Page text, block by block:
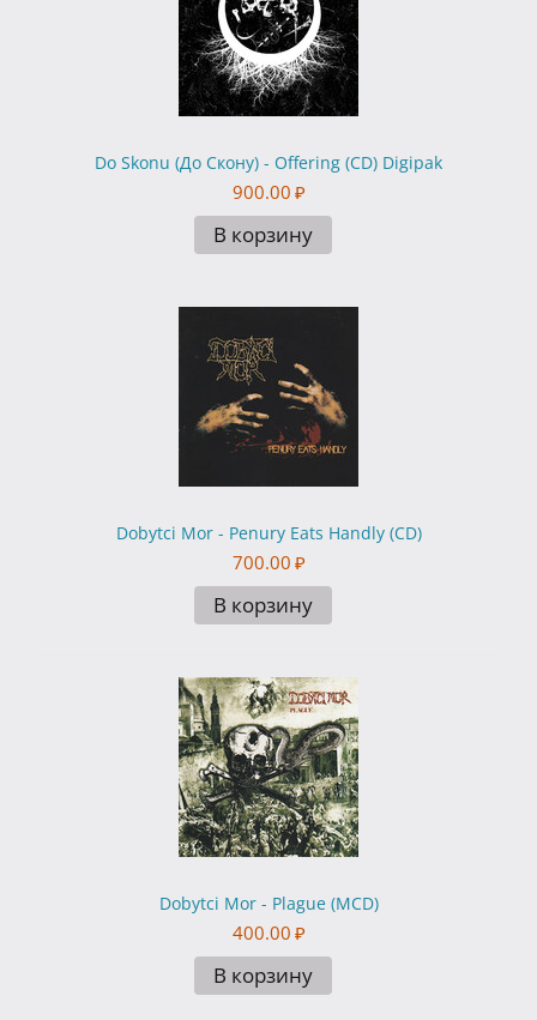
Do Skonu (До Скону) - Offering (CD) Digipak
900.00 ₽
В корзину
Dobytci Mor - Penury Eats Handly (CD)
700.00 ₽
В корзину
Dobytci Mor - Plague (MCD)
400.00 ₽
В корзину